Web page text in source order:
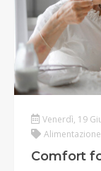
FESTIVAL
Venerdì, 19
Alimentazione
Comfort